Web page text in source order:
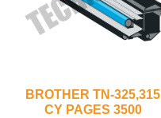
BROTHER TN-325,315
CY PAGES 3500